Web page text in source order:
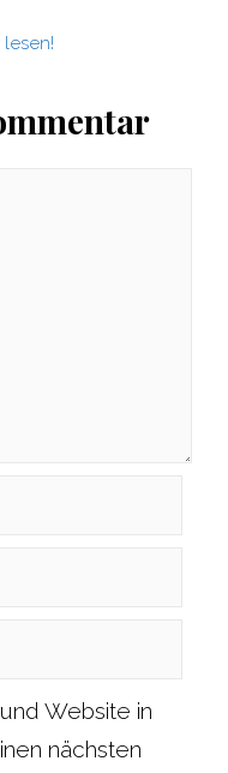
lesen!
Website in
nächsten